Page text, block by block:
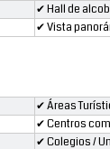
✔ Hall de
✔ Vista
✔ Áreas
✔ Centros
✔ Colegios /